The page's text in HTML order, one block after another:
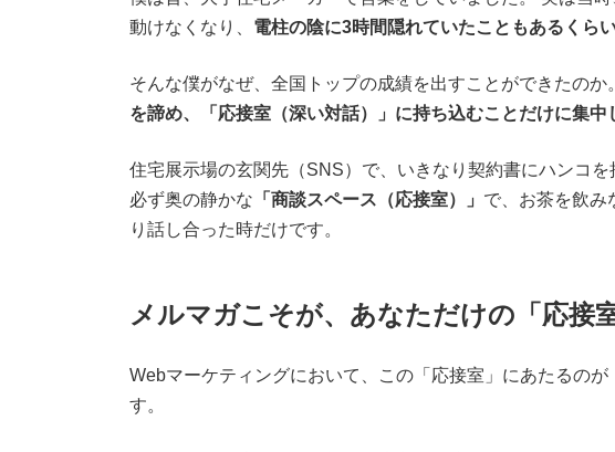
動けなくなり、 電柱の陰に3時間隠れていたこともあるくら
そんな僕がなぜ、全国トップの成績を出すことができたのか
を諦め、「応接室（深い対話）」に持ち込むことだけに集中
住宅展示場の玄関先（SNS）で、いきなり契約書にハンコを
必ず奥の静かな 「商談スペース（応接室）」 で、お茶を飲み
り話し合った時だけです。
メルマガこそが、あなただけの「応接室
Webマーケティングにおいて、この「応接室」にあたるのが
す。